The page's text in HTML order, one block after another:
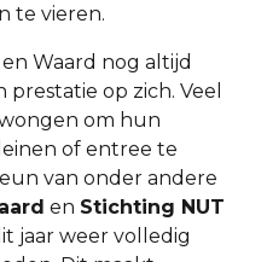
te vieren.
Waard nog altijd
prestatie op zich. Veel
om hun
of entree te
van onder andere
en Stichting NUT
jaar weer volledig